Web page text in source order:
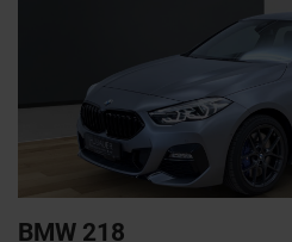
BMW 218